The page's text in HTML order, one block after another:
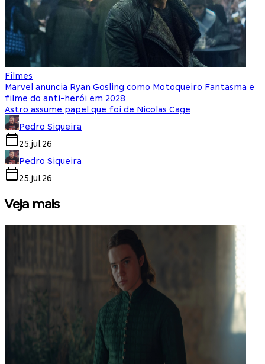
Filmes
Marvel anuncia Ryan Gosling como Motoqueiro Fantasma e
filme do anti-herói em 2028
Astro assume papel que foi de Nicolas Cage
Pedro Siqueira
25.jul.26
Pedro Siqueira
25.jul.26
Veja mais